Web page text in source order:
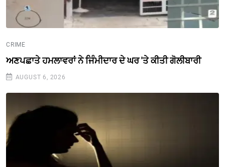
CRIME
ਅਣਪਛਾਤੇ ਹਮਲਾਵਰਾਂ ਨੇ ਜਿੰਮੀਦਾਰ ਦੇ ਘਰ 'ਤੇ ਕੀਤੀ ਗੋਲੀਬਾਰੀ
AUGUST 6, 2026